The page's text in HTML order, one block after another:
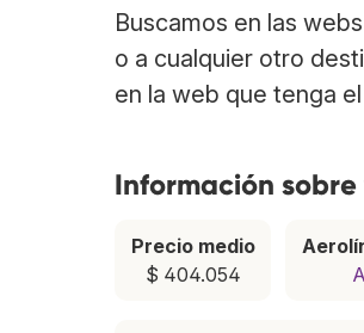
Buscamos en las
o a cualquier otro
en la web que tenga
Información
Precio medio
$ 404.054